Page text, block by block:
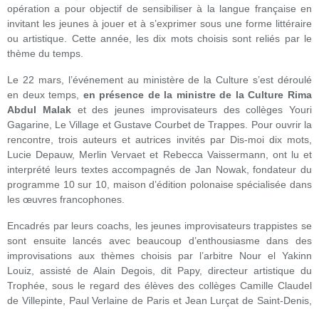
opération a pour objectif de sensibiliser à la langue française en
invitant les jeunes à jouer et à s’exprimer sous une forme littéraire
ou artistique. Cette année, les dix mots choisis sont reliés par le
thème du temps.
Le 22 mars, l’événement au ministère de la Culture s’est déroulé
en deux temps, en présence de la ministre de la Culture Rima
Abdul Malaket des jeunes improvisateurs des collèges Youri
Gagarine, Le Village et Gustave Courbet de Trappes. Pour ouvrir la
rencontre, trois auteurs et autrices invités par Dis-moi dix mots,
Lucie Depauw, Merlin Vervaet et Rebecca Vaissermann, ont lu et
interprété leurs textes accompagnés de Jan Nowak, fondateur du
programme 10 sur 10, maison d’édition polonaise spécialisée dans
les œuvres francophones.
Encadrés par leurs coachs, les jeunes improvisateurs trappistes se
sont ensuite lancés avec beaucoup d’enthousiasme dans des
improvisations aux thèmes choisis par l’arbitre Nour el Yakinn
Louiz, assisté de Alain Degois, dit Papy, directeur artistique du
Trophée, sous le regard des élèves des collèges Camille Claudel
de Villepinte, Paul Verlaine de Paris et Jean Lurçat de Saint-Denis,